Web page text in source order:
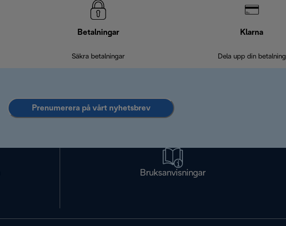
Betalningar
Säkra betalningar
Klarna
Dela upp din betalning
Prenumerera på vårt nyhetsbrev
Bruksanvisningar